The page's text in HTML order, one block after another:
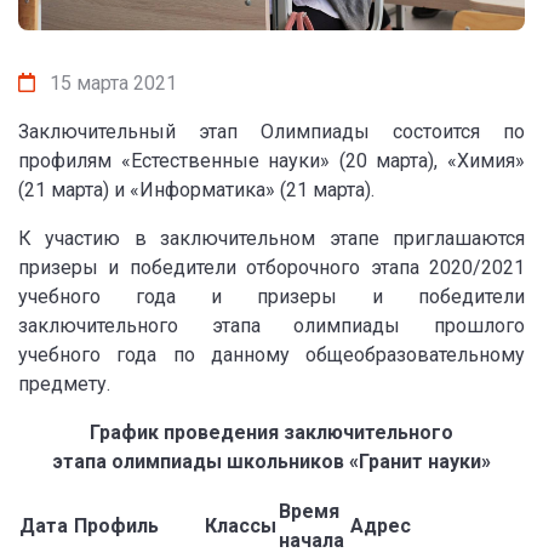
15 марта 2021
Заключительный этап Олимпиады состоится по
профилям «Естественные науки» (20 марта), «Химия»
(21 марта) и «Информатика» (21 марта).
К участию в заключительном этапе приглашаются
призеры и победители отборочного этапа 2020/2021
учебного года и призеры и победители
заключительного этапа олимпиады прошлого
учебного года по данному общеобразовательному
предмету.
График проведения заключительного
этапа олимпиады школьников «Гранит науки»
Дата Профиль Классы
Время
начала
Адрес